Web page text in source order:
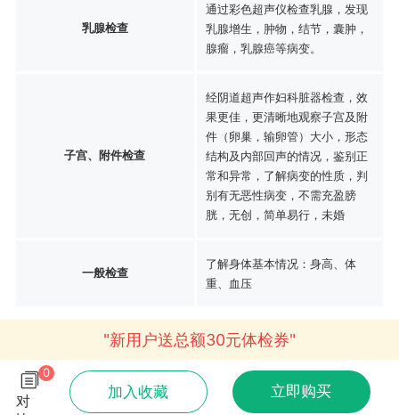
乳腺检查
通过彩色超声仪检查乳腺，发现
乳腺增生，肿物，结节，囊肿，
腺瘤，乳腺癌等病变。
子宫、附件检查
经阴道超声作妇科脏器检查，效
果更佳，更清晰地观察子宫及附
件（卵巢，输卵管）大小，形态
结构及内部回声的情况，鉴别正
常和异常，了解病变的性质，判
别有无恶性病变，不需充盈膀
胱，无创，简单易行，未婚
一般检查
了解身体基本情况：身高、体
重、血压
"新用户送总额30元体检券"
0
对
加入收藏 立即购买